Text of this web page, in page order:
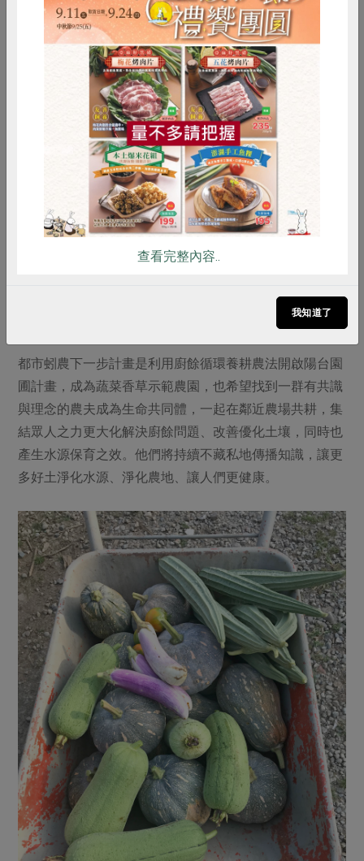
說：「做到現在已沒得選擇。」
都市蚓農下一步計畫是利用廚餘循環養耕農法開啟陽台園
圃計畫，成為蔬菜香草示範農園，也希望找到一群有共識
與理念的農夫成為生命共同體，一起在鄰近農場共耕，集
結眾人之力更大化解決廚餘問題、改善優化土壤，同時也
產生水源保育之效。他們將持續不藏私地傳播知識，讓更
多好土淨化水源、淨化農地、讓人們更健康。
RPET 食譜 減硝酸鹽
雞蛋 食安 共同購買
查看完整內容..
我知道了